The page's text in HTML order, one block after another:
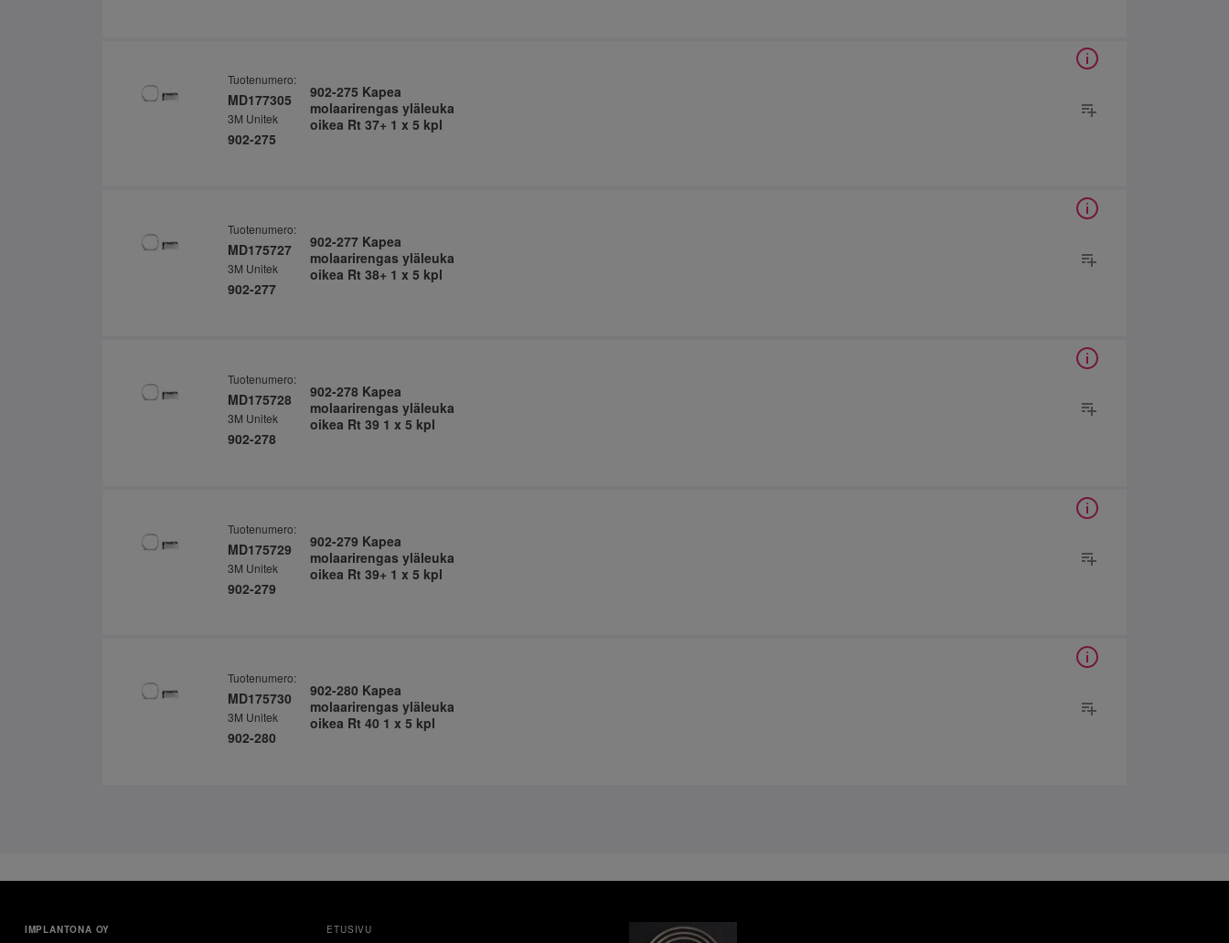
Tuotenumero:
MD177305
3M Unitek
902-275
902-275 Kapea
molaarirengas yläleuka
oikea Rt 37+ 1 x 5 kpl
Tuotenumero:
MD175727
3M Unitek
902-277
902-277 Kapea
molaarirengas yläleuka
oikea Rt 38+ 1 x 5 kpl
Tuotenumero:
MD175728
3M Unitek
902-278
902-278 Kapea
molaarirengas yläleuka
oikea Rt 39 1 x 5 kpl
Tuotenumero:
MD175729
3M Unitek
902-279
902-279 Kapea
molaarirengas yläleuka
oikea Rt 39+ 1 x 5 kpl
Tuotenumero:
MD175730
3M Unitek
902-280
902-280 Kapea
molaarirengas yläleuka
oikea Rt 40 1 x 5 kpl
IMPLANTONA OY ETUSIVU